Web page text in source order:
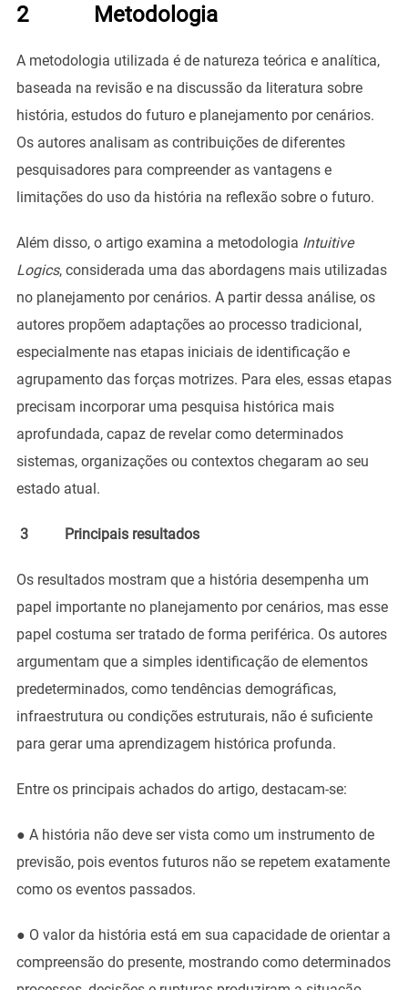
2 Metodologia
A metodologia utilizada é de natureza teórica e analítica,
baseada na revisão e na discussão da literatura sobre
história, estudos do futuro e planejamento por cenários.
Os autores analisam as contribuições de diferentes
pesquisadores para compreender as vantagens e
limitações do uso da história na reflexão sobre o futuro.
Além disso, o artigo examina a metodologia Intuitive
Logics, considerada uma das abordagens mais utilizadas
no planejamento por cenários. A partir dessa análise, os
autores propõem adaptações ao processo tradicional,
especialmente nas etapas iniciais de identificação e
agrupamento das forças motrizes. Para eles, essas etapas
precisam incorporar uma pesquisa histórica mais
aprofundada, capaz de revelar como determinados
sistemas, organizações ou contextos chegaram ao seu
estado atual.
3 Principais resultados
Os resultados mostram que a história desempenha um
papel importante no planejamento por cenários, mas esse
papel costuma ser tratado de forma periférica. Os autores
argumentam que a simples identificação de elementos
predeterminados, como tendências demográficas,
infraestrutura ou condições estruturais, não é suficiente
para gerar uma aprendizagem histórica profunda.
Entre os principais achados do artigo, destacam-se:
● A história não deve ser vista como um instrumento de
previsão, pois eventos futuros não se repetem exatamente
como os eventos passados.
● O valor da história está em sua capacidade de orientar a
compreensão do presente, mostrando como determinados